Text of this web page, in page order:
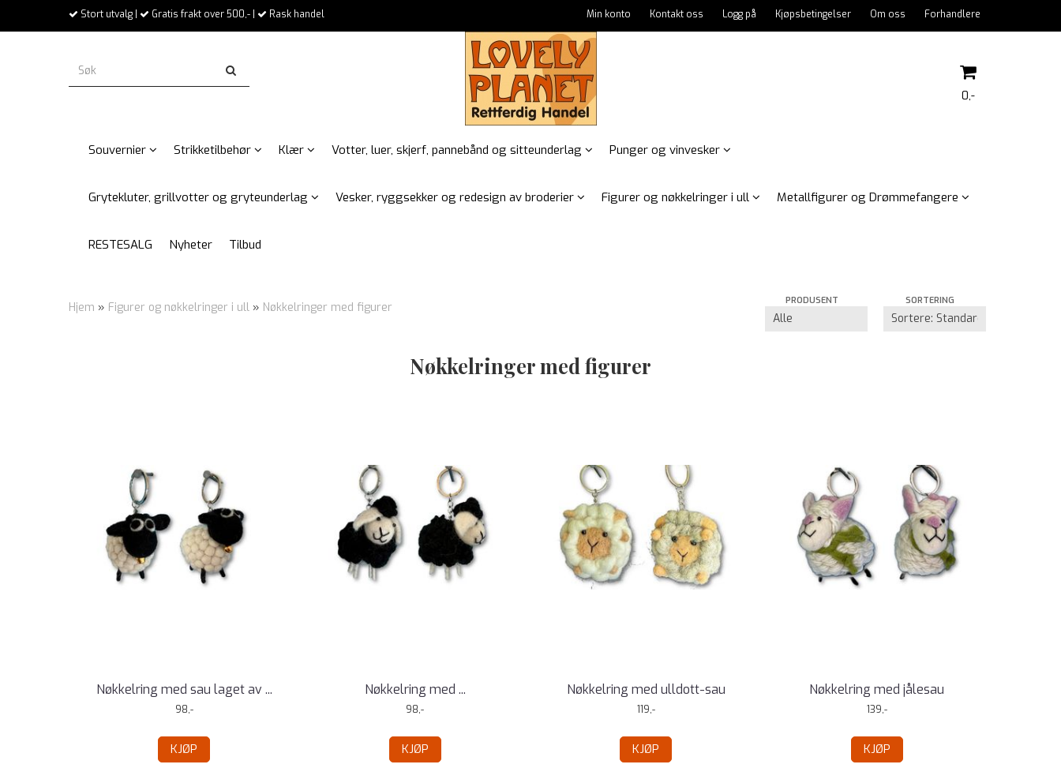
Stort utvalg | Gratis frakt over 500,- | Rask handel Min konto Kontakt oss Logg på Kjøpsbetingelser Om oss Forhandlere
0,-
Souvernier Strikketilbehør Klær Votter, luer, skjerf, pannebånd og sitteunderlag Punger og vinvesker
Grytekluter, grillvotter og gryteunderlag Vesker, ryggsekker og redesign av broderier Figurer og nøkkelringer i ull Metallfigurer og Drømmefangere
RESTESALG Nyheter Tilbud
Hjem » Figurer og nøkkelringer i ull » Nøkkelringer med figurer PRODUSENT SORTERING
Nøkkelringer med figurer
Nøkkelring med sau laget av ...
98,-
KJØP
Nøkkelring med ...
98,-
KJØP
Nøkkelring med ulldott-sau
119,-
KJØP
Nøkkelring med jålesau
139,-
KJØP